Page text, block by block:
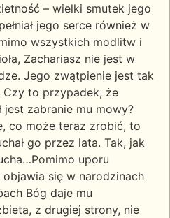
– wielki smutek jego
jego serce również w
wszystkich modlitw i
Zachariasz nie jest w
Jego zwątpienie jest tak
to przypadek, że
jest zabranie mu mowy?
co może teraz zrobić, to
go przez lata. Tak, jak
uporu
objawia się w narodzinach
Bóg daje mu
z drugiej strony, nie